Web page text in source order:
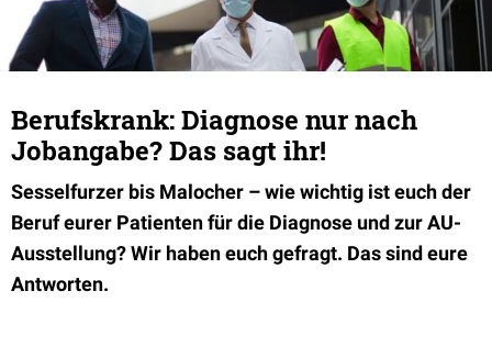
Berufskrank: Diagnose nur nach
Jobangabe? Das sagt ihr!
Sesselfurzer bis Malocher – wie wichtig ist euch der
Beruf eurer Patienten für die Diagnose und zur AU-
Ausstellung? Wir haben euch gefragt. Das sind eure
Antworten.